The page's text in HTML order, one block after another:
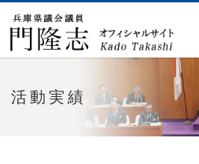
活動実績